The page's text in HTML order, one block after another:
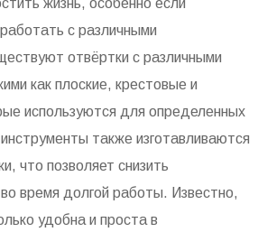
жизнь, особенно если
с различными
отвёртки с различными
как плоские, крестовые и
используются для определенных
также изготавливаются
что позволяет снизить
время долгой работы. Известно,
удобна и проста в